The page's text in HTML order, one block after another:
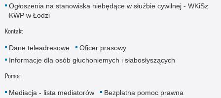
Ogłoszenia na stanowiska niebędące w służbie cywilnej - WKiSz
KWP w Łodzi
Kontakt
Dane teleadresowe
Oficer prasowy
Informacje dla osób głuchoniemych i słabosłyszących
Pomoc
Mediacja - lista mediatorów
Bezpłatna pomoc prawna